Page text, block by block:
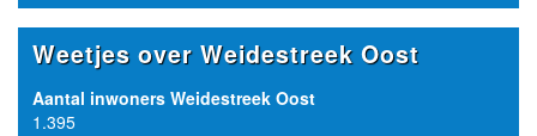
Weetjes over Weidestreek Oost
Aantal inwoners Weidestreek Oost
1.395